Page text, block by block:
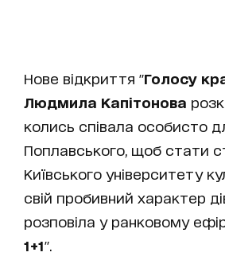
Нове відкриття "Голосу
Людмила Капітонова
колись співала особисто
Поплавського, щоб стати
Київського університету
свій пробивний характер
розповіла у ранковому
1+1".